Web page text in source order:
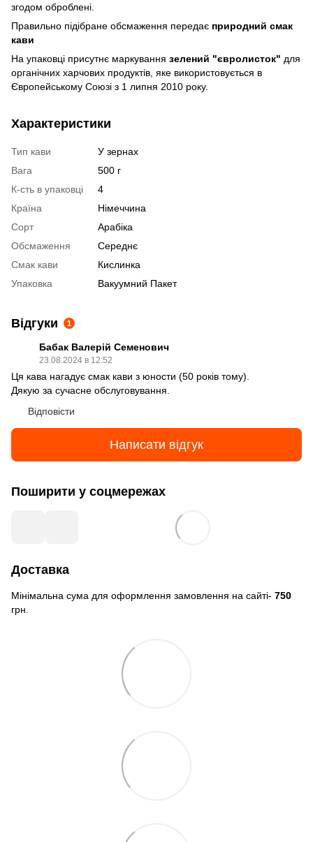
згодом оброблені.
Правильно підібране обсмаження передає природний смак
кави
На упаковці присутнє маркування зелений "євролисток" для
органічних харчових продуктів, яке використовується в
Європейському Союзі з 1 липня 2010 року.
Характеристики
Тип кави
У зернах
Вага
500 г
К-сть в упаковці
4
Країна
Німеччина
Сорт
Арабіка
Обсмаження
Середнє
Смак кави
Кислинка
Упаковка
Вакуумний Пакет
Відгуки 1
Бабак Валерій Семенович
23.08.2024 в 12:52
Ця кава нагадує смак кави з юности (50 років тому).
Дякую за сучасне обслуговування.
Відповісти
Написати відгук
Поширити у соцмережах
Доставка
Мінімальна сума для оформлення замовлення на сайті- 750
грн.